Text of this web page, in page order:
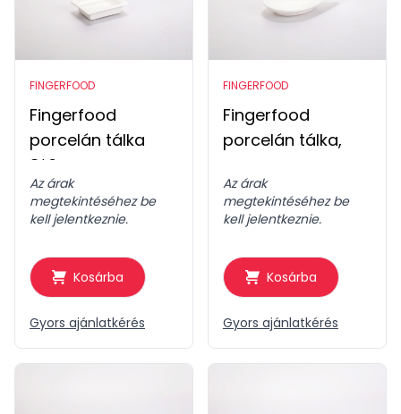
FINGERFOOD
Fingerfood
porcelán tálka
8*6cm
Az árak
megtekintéséhez be
kell jelentkeznie.
Kosárba
Gyors ajánlatkérés
FINGERFOOD
Fingerfood
porcelán tálka,
Az árak
megtekintéséhez be
kell jelentkeznie.
Kosárba
Gyors ajánlatkérés